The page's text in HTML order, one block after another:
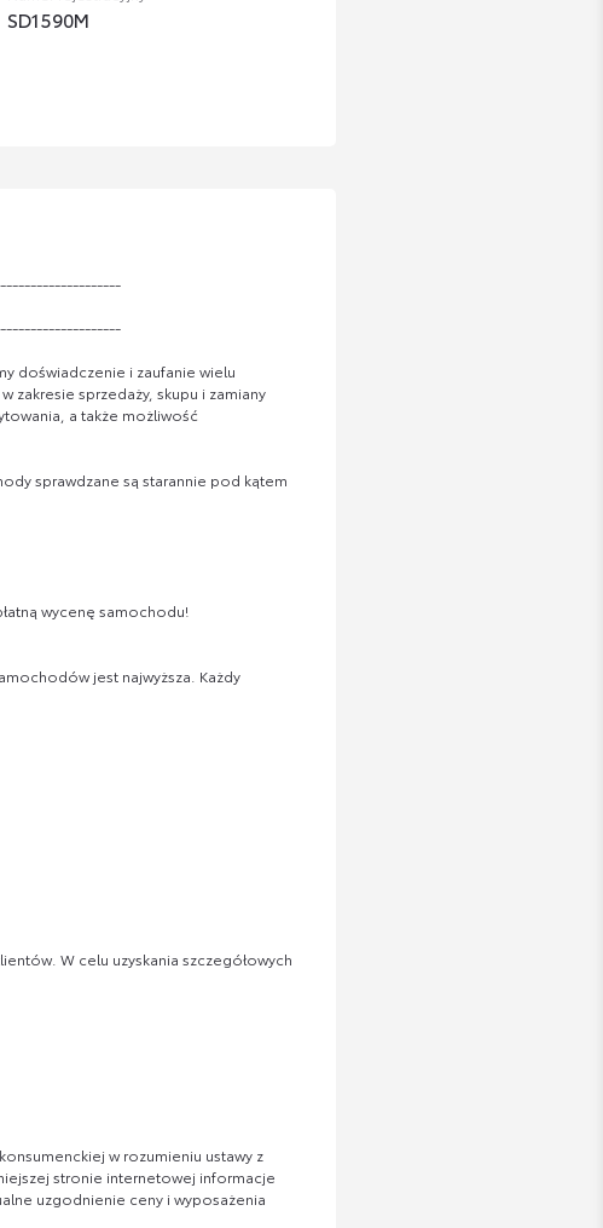
SD1590M
doświadczenie i zaufanie wielu
sprzedaży, skupu i zamiany
a także możliwość
sprawdzane są starannie pod kątem
wycenę samochodu!
jest najwyższa. Każdy
W celu uzyskania szczegółowych
w rozumieniu ustawy z
stronie internetowej informacje
uzgodnienie ceny i wyposażenia